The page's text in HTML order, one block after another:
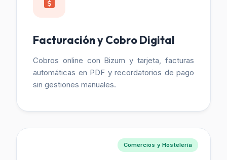
Facturación y Cobro Digital
Cobros online con Bizum y tarjeta, facturas
automáticas en PDF y recordatorios de pago
sin gestiones manuales.
Comercios y Hostelería